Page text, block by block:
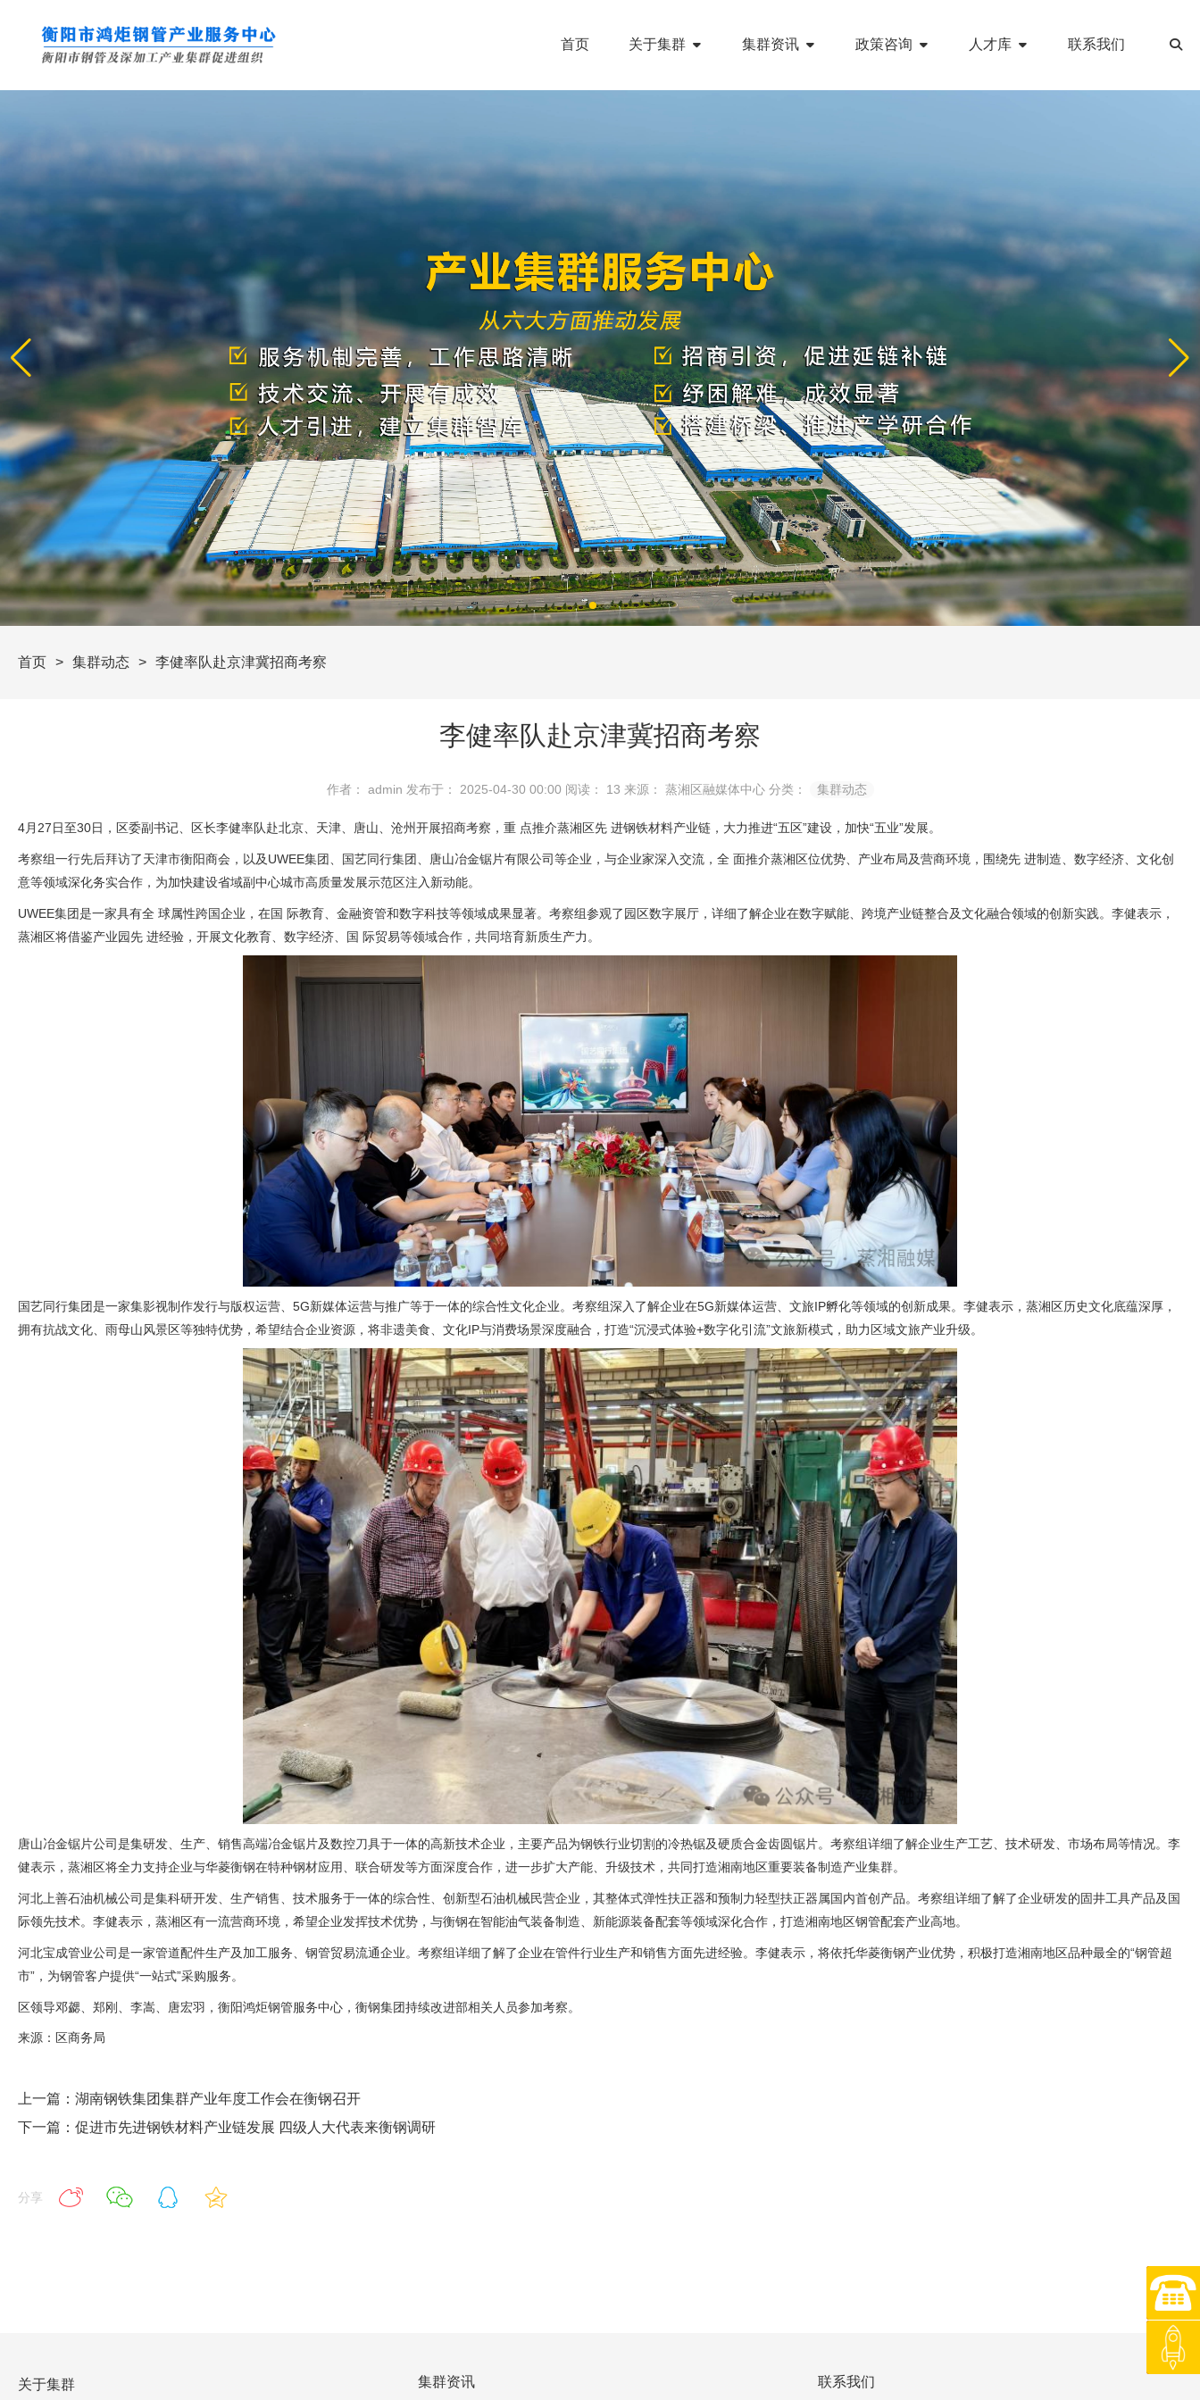
首页 关于集群 集群资讯 政策咨询 人才库 联系我们
首页 集群动态 李健率队赴京津冀招商考察
李健率队赴京津冀招商考察
作者： admin 发布于： 2025-04-30 00:00 阅读： 13 来源： 蒸湘区融媒体中心 分类： 集群动态
4月27日至30日，区委副书记、区长李健率队赴北京、天津、唐山、沧州开展招商考察，重 点推介蒸湘区先 进钢铁材料产业链，大力推进“五区”建设，加快“五业”发展。
考察组一行先后拜访了天津市衡阳商会，以及UWEE集团、国艺同行集团、唐山冶金锯片有限公司等企业，与企业家深入交流，全 面推介蒸湘区位优势、产业布局及营商环境，围绕先 进制造、数字经济、文化创
意等领域深化务实合作，为加快建设省域副中心城市高质量发展示范区注入新动能。
UWEE集团是一家具有全 球属性跨国企业，在国 际教育、金融资管和数字科技等领域成果显著。考察组参观了园区数字展厅，详细了解企业在数字赋能、跨境产业链整合及文化融合领域的创新实践。李健表示，
蒸湘区将借鉴产业园先 进经验，开展文化教育、数字经济、国 际贸易等领域合作，共同培育新质生产力。
国艺同行集团是一家集影视制作发行与版权运营、5G新媒体运营与推广等于一体的综合性文化企业。考察组深入了解企业在5G新媒体运营、文旅IP孵化等领域的创新成果。李健表示，蒸湘区历史文化底蕴深厚，
拥有抗战文化、雨母山风景区等独特优势，希望结合企业资源，将非遗美食、文化IP与消费场景深度融合，打造“沉浸式体验+数字化引流”文旅新模式，助力区域文旅产业升级。
唐山冶金锯片公司是集研发、生产、销售高端冶金锯片及数控刀具于一体的高新技术企业，主要产品为钢铁行业切割的冷热锯及硬质合金齿圆锯片。考察组详细了解企业生产工艺、技术研发、市场布局等情况。李
健表示，蒸湘区将全力支持企业与华菱衡钢在特种钢材应用、联合研发等方面深度合作，进一步扩大产能、升级技术，共同打造湘南地区重要装备制造产业集群。
河北上善石油机械公司是集科研开发、生产销售、技术服务于一体的综合性、创新型石油机械民营企业，其整体式弹性扶正器和预制力轻型扶正器属国内首创产品。考察组详细了解了企业研发的固井工具产品及国
际领先技术。李健表示，蒸湘区有一流营商环境，希望企业发挥技术优势，与衡钢在智能油气装备制造、新能源装备配套等领域深化合作，打造湘南地区钢管配套产业高地。
河北宝成管业公司是一家管道配件生产及加工服务、钢管贸易流通企业。考察组详细了解了企业在管件行业生产和销售方面先进经验。李健表示，将依托华菱衡钢产业优势，积极打造湘南地区品种最全的“钢管超
市”，为钢管客户提供“一站式”采购服务。
区领导邓勰、郑刚、李嵩、唐宏羽，衡阳鸿炬钢管服务中心，衡钢集团持续改进部相关人员参加考察。
来源：区商务局
上一篇：湖南钢铁集团集群产业年度工作会在衡钢召开
下一篇：促进市先进钢铁材料产业链发展 四级人大代表来衡钢调研
分享
关于集群 集群资讯 联系我们
0734-
返回顶